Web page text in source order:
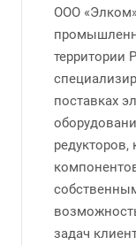
ООО
территории
поставках
редукторов,
задач